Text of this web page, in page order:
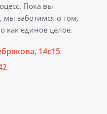
Пока вы
мы заботимся о том,
как единое целое.
14с15